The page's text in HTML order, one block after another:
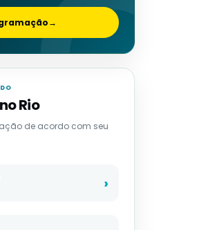
→
Rio
de acordo com seu